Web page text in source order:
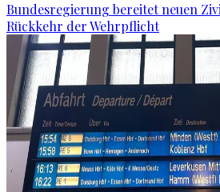
Bundesregierung bereitet neuen
Rückkehr der Wehrpflicht